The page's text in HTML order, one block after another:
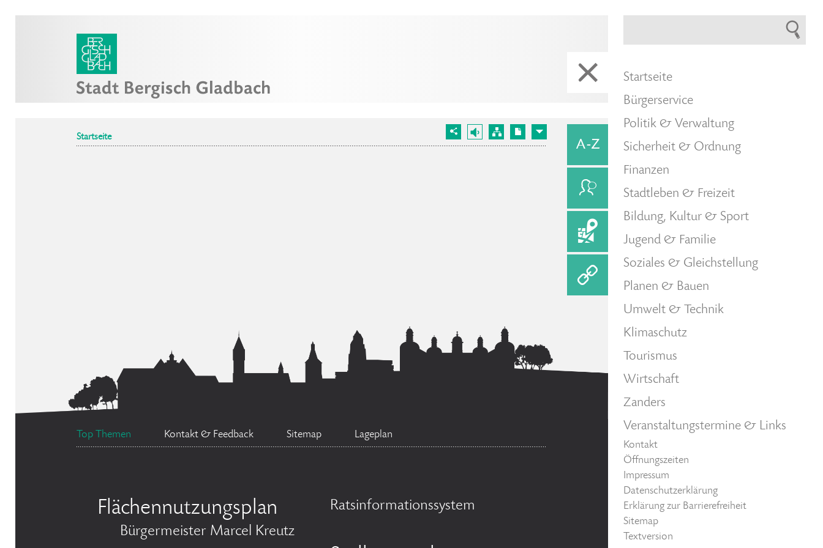
Startseite
Top Themen Kontakt & Feedback Sitemap Lageplan
Flächennutzungsplan
Ratsinformationssystem
Bürgermeister Marcel Kreutz
Startseite
Bürgerservice
Politik & Verwaltung
Sicherheit & Ordnung
Finanzen
Stadtleben & Freizeit
Bildung, Kultur & Sport
Jugend & Familie
Soziales & Gleichstellung
Planen & Bauen
Umwelt & Technik
Klimaschutz
Tourismus
Wirtschaft
Zanders
Veranstaltungstermine & Links
Kontakt
Öffnungszeiten
Impressum
Datenschutzerklärung
Erklärung zur Barrierefreiheit
Sitemap
Textversion